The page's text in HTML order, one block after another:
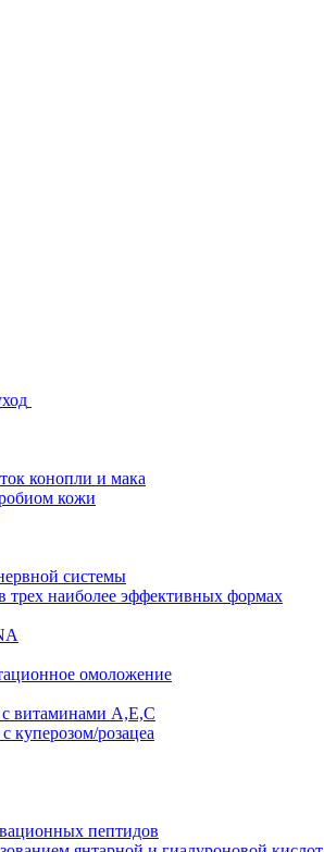
конопли и мака
кожи
системы
наиболее эффективных формах
омоложение
с витаминами A,Е,С
куперозом/розацеа
пептидов